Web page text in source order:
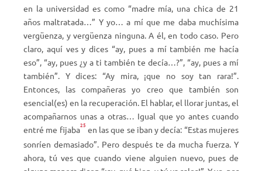
en la universidad es como “madre mía, una chica de 21
años maltratada…” Y yo… a mí que me daba muchísima
vergüenza, y vergüenza ninguna. A él, en todo caso. Pero
claro, aquí ves y dices “ay, pues a mí también me hacía
eso”, “ay, pues ¿y a ti también te decía…?”, “ay, pues a mí
también”. Y dices: “Ay mira, ¡que no soy tan rara!”.
Entonces, las compañeras yo creo que también son
esencial(es) en la recuperación. El hablar, el llorar juntas, el
acompañarnos unas a otras… Igual que yo antes cuando
entré me fijaba25 en las que se iban y decía: “Estas mujeres
sonríen demasiado”. Pero después te da mucha fuerza. Y
ahora, tú ves que cuando viene alguien nuevo, pues de